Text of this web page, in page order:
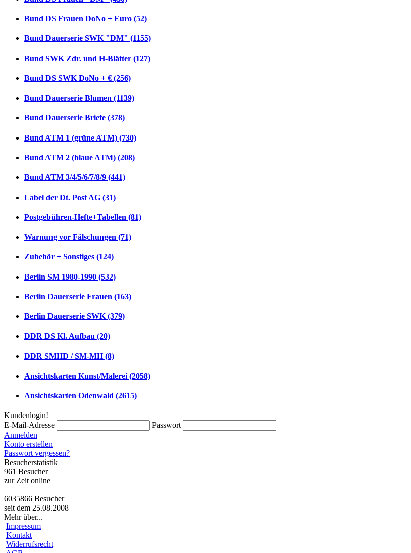
Bund DS Frauen DoNo + Euro (52)
Bund Dauerserie SWK "DM" (1155)
Bund SWK Zdr. und H-Blätter (127)
Bund DS SWK DoNo + € (256)
Bund Dauerserie Blumen (1139)
Bund Dauerserie Briefe (378)
Bund ATM 1 (grüne ATM) (730)
Bund ATM 2 (blaue ATM) (208)
Bund ATM 3/4/5/6/7/8/9 (441)
Label der Dt. Post AG (31)
Postgebühren-Hefte+Tabellen (81)
Warnung vor Fälschungen (71)
Zubehör + Sonstiges (124)
Berlin SM 1980-1990 (532)
Berlin Dauerserie Frauen (163)
Berlin Dauerserie SWK (379)
DDR DS Kl. Aufbau (20)
DDR SMHD / SM-MH (8)
Ansichtskarten Kunst/Malerei (2058)
Ansichtskarten Odenwald (2615)
Kundenlogin!
E-Mail-Adresse
Passwort
Anmelden
Konto erstellen
Passwort vergessen?
Besucherstatistik
961 Besucher
zur Zeit online
6035866 Besucher
seit dem 25.08.2008
Mehr über...
Impressum
Kontakt
Widerrufsrecht